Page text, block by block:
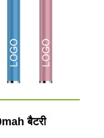
बैटरी